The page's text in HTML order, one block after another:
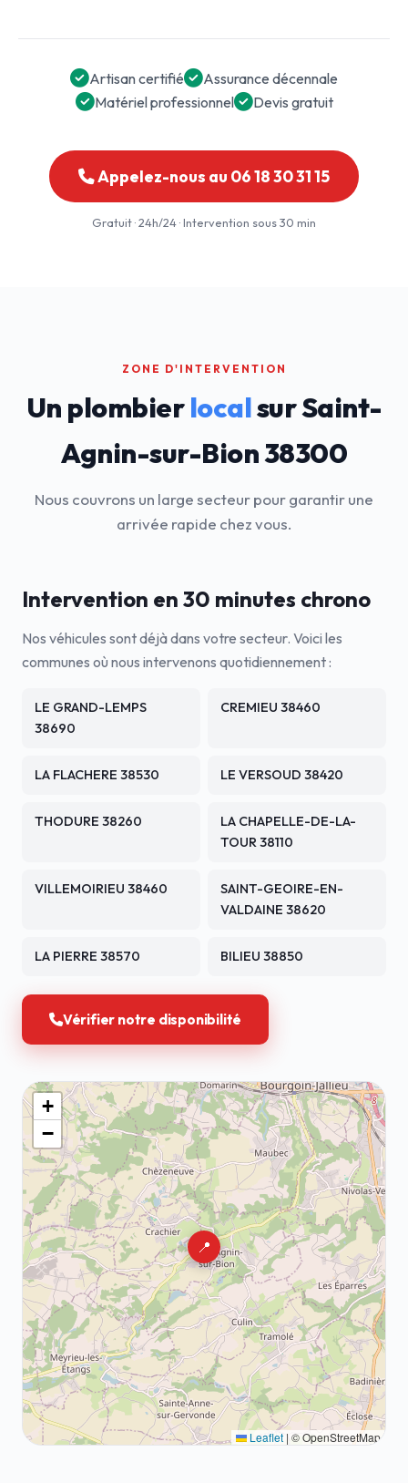
Artisan certifié
Assurance décennale
Matériel professionnel
Devis gratuit
Appelez-nous au 06 18 30 31 15
Gratuit · 24h/24 · Intervention sous 30 min
ZONE D'INTERVENTION
Un plombierlocalsur Saint-
Agnin-sur-Bion 38300
Nous couvrons un large secteur pour garantir une
arrivée rapide chez vous.
Intervention en 30 minutes chrono
Nos véhicules sont déjà dans votre secteur. Voici les
communes où nous intervenons quotidiennement :
LE GRAND-LEMPS
38690
CREMIEU 38460
LA FLACHERE 38530 LE VERSOUD 38420
THODURE 38260
LA CHAPELLE-DE-LA-
TOUR 38110
VILLEMOIRIEU 38460
SAINT-GEOIRE-EN-
VALDAINE 38620
LA PIERRE 38570 BILIEU 38850
Vérifier notre disponibilité
📍
+
−
Leaflet | © OpenStreetMap